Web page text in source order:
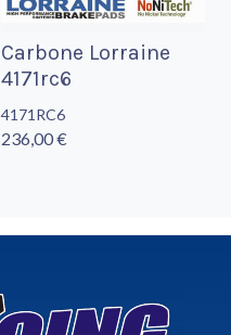
Carbone Lorraine
4171rc6
4171RC6
236,00 €